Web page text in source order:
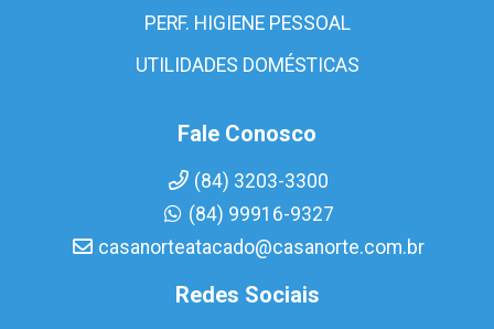
PERF. HIGIENE PESSOAL
UTILIDADES DOMÉSTICAS
Fale Conosco
(84) 3203-3300
(84) 99916-9327
casanorteatacado@casanorte.com.br
Redes Sociais